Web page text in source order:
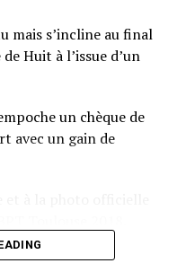
mais s’incline au final
Huit à l’issue d’un
un chèque de
avec un gain de